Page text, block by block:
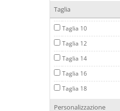
Colore avorio
Colore azzurro
Colore beige
Colore bianco
Colore bianco sporco
Colore bianco/blu
Taglia
Taglia 10
Taglia 12
Taglia 14
Taglia 16
Taglia 18
Taglia 20
Personalizzazione